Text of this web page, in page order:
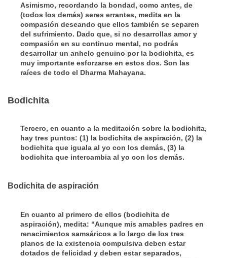
Asimismo, recordando la bondad, como antes, de
(todos los demás) seres errantes, medita en la
compasión deseando que ellos también se separen
del sufrimiento. Dado que, si no desarrollas amor y
compasión en su continuo mental, no podrás
desarrollar un anhelo genuino por la bodichita, es
muy importante esforzarse en estos dos. Son las
raíces de todo el Dharma Mahayana.
Bodichita
Tercero, en cuanto a la meditación sobre la bodichita,
hay tres puntos: (1) la bodichita de aspiración, (2) la
bodichita que iguala al yo con los demás, (3) la
bodichita que intercambia al yo con los demás.
Bodichita de aspiración
En cuanto al primero de ellos (bodichita de
aspiración), medita: “Aunque mis amables padres en
renacimientos samsáricos a lo largo de los tres
planos de la existencia compulsiva deben estar
dotados de felicidad y deben estar separados,